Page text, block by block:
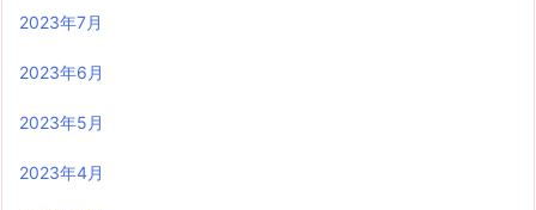
2023年7月
2023年6月
2023年5月
2023年4月